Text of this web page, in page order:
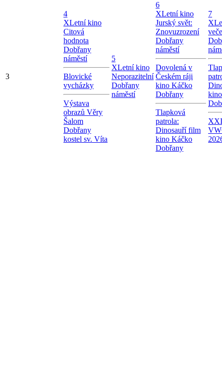
3
4
XLetní kino
Citová
hodnota
Dobřany
náměstí
Blovické
vycházky
Výstava
obrazů Věry
Šalom
Dobřany
kostel sv. Víta
5
XLetní kino
Neporazitelní
Dobřany
náměstí
6
XLetní kino
Jurský svět:
Znovuzrození
Dobřany
náměstí
Dovolená v
Českém ráji
kino Káčko
Dobřany
Tlapková
patrola:
Dinosauří film
kino Káčko
Dobřany
7
X